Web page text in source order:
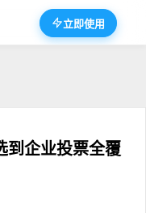
立即使用
到企业投票全覆